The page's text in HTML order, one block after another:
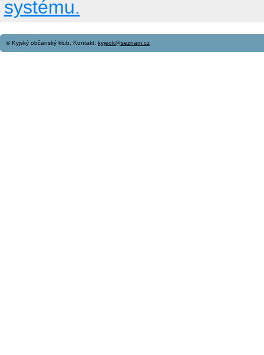
systému.
© Kyjský občanský klub, Kontakt: kyjeok@seznam.cz